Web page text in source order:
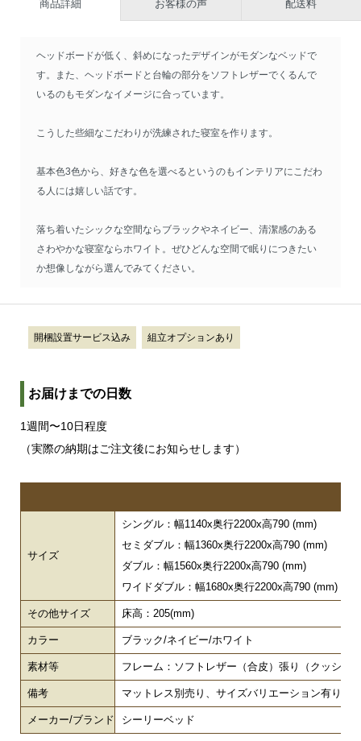
商品詳細 お客様の声 配送料
ヘッドボードが低く、斜めになったデザインがモダンなベッドで
す。また、ヘッドボードと台輪の部分をソフトレザーでくるんで
いるのもモダンなイメージに合っています。
こうした些細なこだわりが洗練された寝室を作ります。
基本色3色から、好きな色を選べるというのもインテリアにこだわ
る人には嬉しい話です。
落ち着いたシックな空間ならブラックやネイビー、清潔感のある
さわやかな寝室ならホワイト。ぜひどんな空間で眠りにつきたい
か想像しながら選んでみてください。
開梱設置サービス込み 組立オプションあり
お届けまでの日数
1週間〜10日程度
（実際の納期はご注文後にお知らせします）
サイズ
シングル：幅1140x奥行2200x高790 (mm)
セミダブル：幅1360x奥行2200x高790 (mm)
ダブル：幅1560x奥行2200x高790 (mm)
ワイドダブル：幅1680x奥行2200x高790 (mm)
その他サイズ 床高：205(mm)
カラー ブラック/ネイビー/ホワイト
素材等 フレーム：ソフトレザー（合皮）張り（クッシ
備考 マットレス別売り、サイズバリエーション有り
メーカー/ブランド シーリーベッド